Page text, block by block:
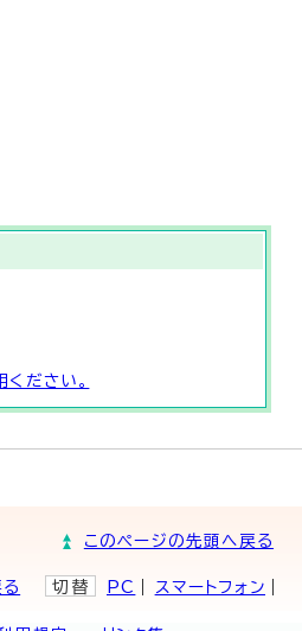
ださい。
このページの先頭へ戻る
切替 PC スマートフォン